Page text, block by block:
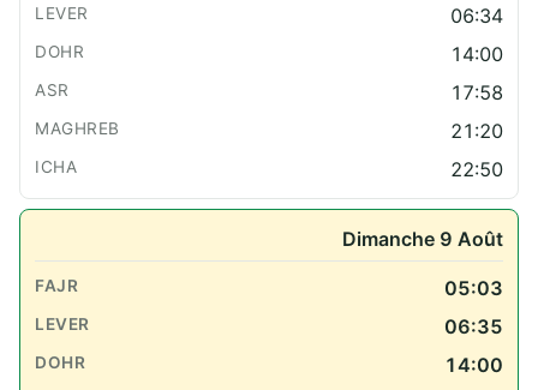
06:34
14:00
17:58
21:20
22:50
Dimanche 9 Août
05:03
06:35
14:00